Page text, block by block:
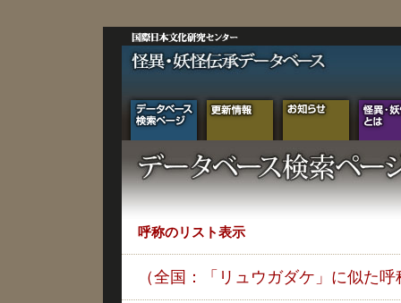
呼称のリスト表示
（全国：「リュウガダケ」に似た呼